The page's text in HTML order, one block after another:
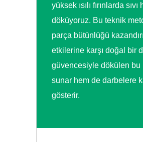
yüksek ısılı fırınlarda
döküyoruz. Bu teknik
parça bütünlüğü
etkilerine karşı doğal bir
güvencesiyle dökülen bu
sunar hem de darbelere
gösterir.